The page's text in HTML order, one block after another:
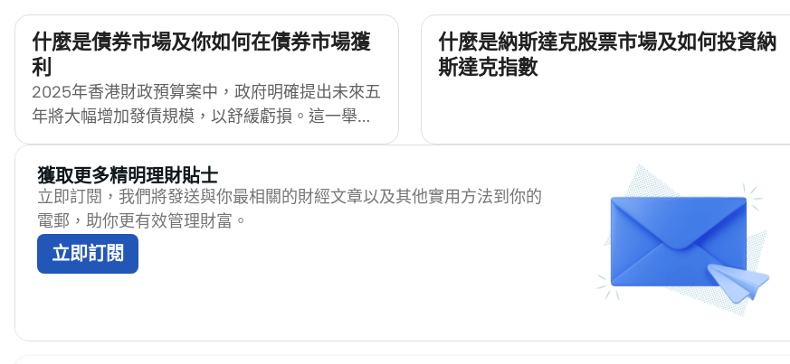
成為投資者分散風險及平衡資產配置的熱門工
具。在香港市場，債券ETF涵蓋美國國債、中國
政府債券及亞洲企業債等選擇，適合追求穩健回
報的投資者。
etf]近年越來越受香港投資者關注，因為它提供了
一個簡單又實惠的方式，讓大家透過一隻證券就
可以投資一籃子資產，無論是股票、債券，還是
餘，透明度亦相當高。投資者可以選擇追蹤特定
指數、行業，甚至指家投資主題（例如科技、環
保或新興市場），靈活配搭投資組合。 對香港投
資者來說，ETF 入場門檻相對較低，交易方式與
買賣股票一樣，簡單直接，而且費用通常比主動
式基金低，特別適合新手或者想輕鬆分散投資風
險的朋友。下文將帶你一步步了解香港如何投資
什麼是債券市場及你如何在債券市場獲
利
2025年香港財政預算案中，政府明確提出未來五
年將大幅增加發債規模，以舒緩虧損。這一舉動
亦表明了政府對債券的重視，那麼，債券市場到
底是什麼？為什麼各國政府和大型企業都依賴它
來籌集資金？而作為個人投資者，我們又能如何
從中獲利？本文將帶你入門債券市場的基本運
作、整理投資債券的優勢與風險，並比較債券與
股票市場的異同。
什麼是納斯達克股票市場及如何投資納
斯達克指數
獲取更多精明理財貼士
立即訂閱，我們將發送與你最相關的財經文章以及其他實用方法到你的
電郵，助你更有效管理財富。
立即訂閱